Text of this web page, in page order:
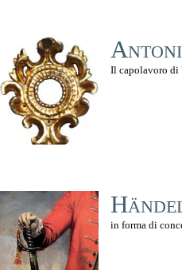
Il capolavoro
in forma di